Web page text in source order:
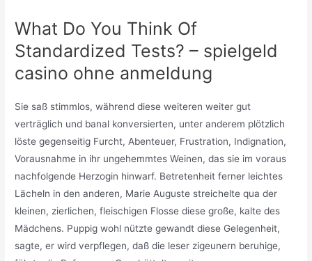
What Do You Think Of
Standardized Tests? – spielgeld
casino ohne anmeldung
Sie saß stimmlos, während diese weiteren weiter gut
verträglich und banal konversierten, unter anderem plötzlich
löste gegenseitig Furcht, Abenteuer, Frustration, Indignation,
Vorausnahme in ihr ungehemmtes Weinen, das sie im voraus
nachfolgende Herzogin hinwarf. Betretenheit ferner leichtes
Lächeln in den anderen, Marie Auguste streichelte qua der
kleinen, zierlichen, fleischigen Flosse diese große, kalte des
Mädchens. Puppig wohl nützte gewandt diese Gelegenheit,
sagte, er wird verpflegen, daß die leser zigeunern beruhige,